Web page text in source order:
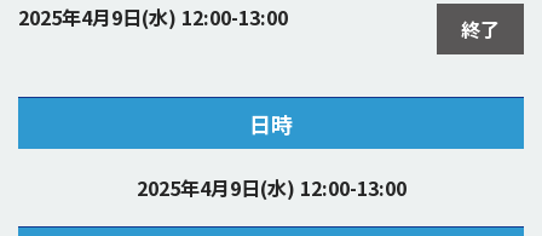
2025年4月9日(水) 12:00-13:00 終了
日時
2025年4月9日(水) 12:00-13:00